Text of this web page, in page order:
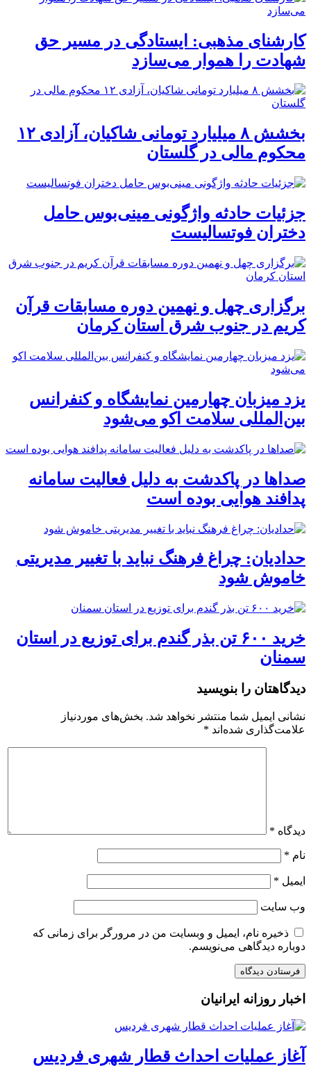
کارشنای مذهبی: ایستادگی در مسیر حق
شهادت را هموار می‌سازد
بخشش ۸ میلیارد تومانی شاکیان، آزادی ۱۲
محکوم مالی در گلستان
جزئیات حادثه واژگونی مینی‌بوس حامل
دختران فوتسالیست
برگزاری چهل و نهمین دوره مسابقات قرآن
کریم در جنوب شرق استان کرمان
یزد میزبان چهارمین نمایشگاه و کنفرانس
بین‌المللی سلامت اکو می‌شود
صداها در پاکدشت به دلیل فعالیت سامانه
پدافند هوایی بوده است
حدادیان: چراغ فرهنگ نباید با تغییر مدیریتی
خاموش شود
خرید ۶۰۰ تن بذر گندم برای توزیع در استان
سمنان
دیدگاهتان را بنویسید
نشانی ایمیل شما منتشر نخواهد شد. بخش‌های موردنیاز
علامت‌گذاری شده‌اند *
دیدگاه *
نام *
ایمیل *
وب‌ سایت
ذخیره نام، ایمیل و وبسایت من در مرورگر برای زمانی که
دوباره دیدگاهی می‌نویسم.
اخبار روزانه ایرانیان
آغاز عملیات احداث قطار شهری فردیس